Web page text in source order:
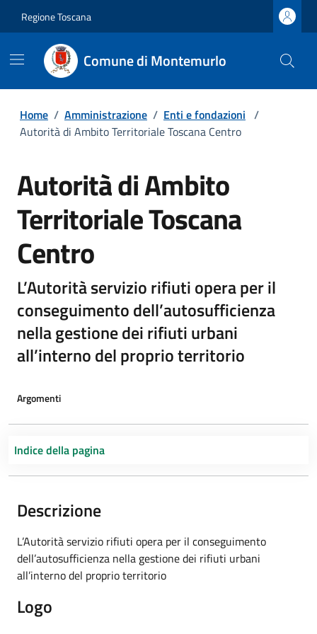
Regione Toscana
Comune di Montemurlo
Home / Amministrazione / Enti e fondazioni /
Autorità di Ambito Territoriale Toscana Centro
Autorità di Ambito
Territoriale Toscana
Centro
L’Autorità servizio rifiuti opera per il
conseguimento dell’autosufficienza
nella gestione dei rifiuti urbani
all’interno del proprio territorio
Argomenti
Indice della pagina
Descrizione
L’Autorità servizio rifiuti opera per il conseguimento
dell’autosufficienza nella gestione dei rifiuti urbani
all’interno del proprio territorio
Logo